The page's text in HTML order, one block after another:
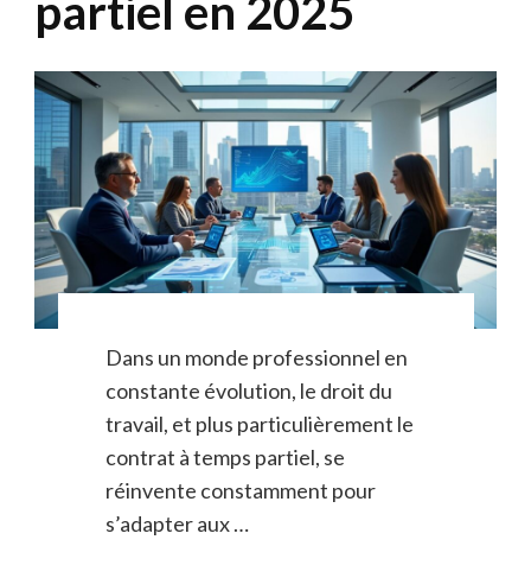
partiel en 2025
Dans un monde professionnel en
constante évolution, le droit du
travail, et plus particulièrement le
contrat à temps partiel, se
réinvente constamment pour
s’adapter aux …